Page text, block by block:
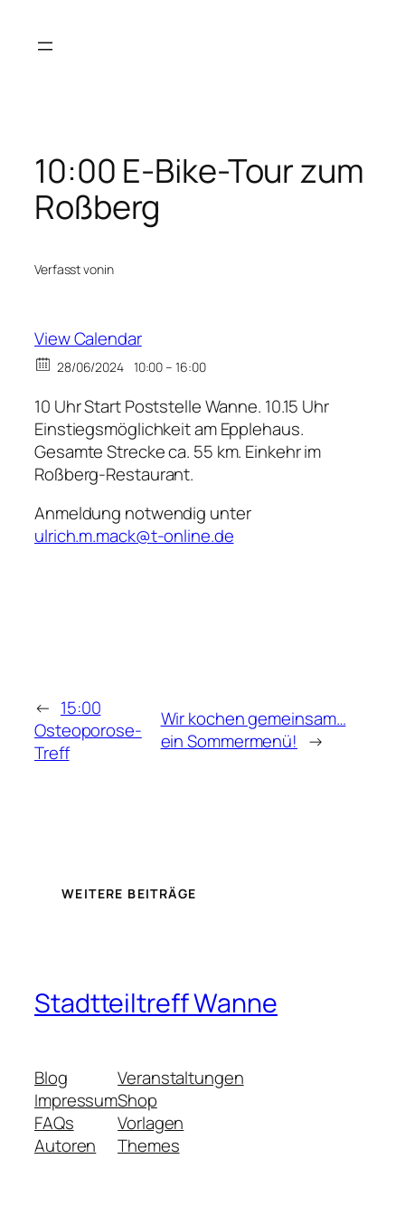
Inhalt
10:00 E-Bike-Tour zum
Roßberg
Verfasst vonin
View Calendar
28/06/2024 10:00 – 16:00
10 Uhr Start Poststelle Wanne. 10.15 Uhr
Einstiegsmöglichkeit am Epplehaus.
Gesamte Strecke ca. 55 km. Einkehr im
Roßberg-Restaurant.
Anmeldung notwendig unter
ulrich.m.mack@t-online.de
← 15:00
Osteoporose-
Treff
Wir kochen gemeinsam…
ein Sommermenü! →
WEITERE BEITRÄGE
Stadtteiltreff Wanne
Blog
Impressum
FAQs
Autoren
Veranstaltungen
Shop
Vorlagen
Themes